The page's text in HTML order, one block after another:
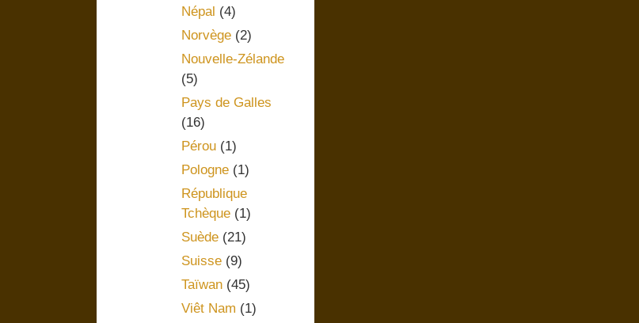
Népal (4)
Norvège(2)
Nouvelle-Zélande
(5)
Pays de Galles
(16)
Pérou(1)
Pologne(1)
République
Tchèque(1)
Suède(21)
Suisse(9)
Taïwan(45)
Viêt Nam (1)